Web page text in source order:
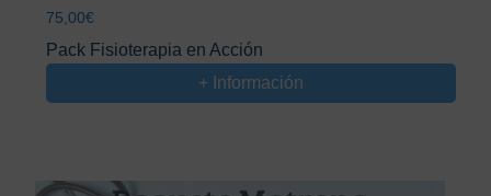
75,00€
Pack Fisioterapia en Acción
+ Información